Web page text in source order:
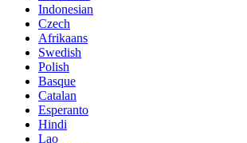
Indonesian
Czech
Afrikaans
Swedish
Polish
Basque
Catalan
Esperanto
Hindi
Lao